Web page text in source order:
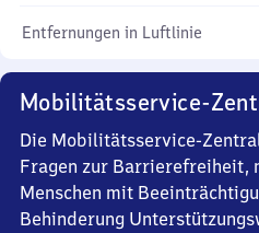
Entfernungen in Luftlinie
Mobilitätsservice-
Die Mobilitätsservice-
Fragen zur Barrierefreiheit,
Menschen mit
Behinderung